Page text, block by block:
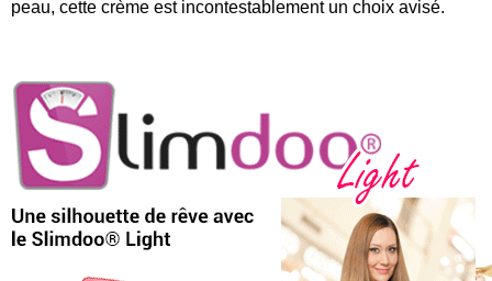
peau, cette crème est incontestablement un choix avisé.